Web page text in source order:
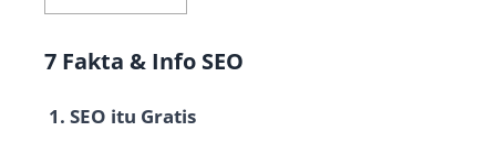
7 Fakta & Info SEO
1. SEO itu Gratis